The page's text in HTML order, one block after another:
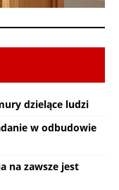
dzielące ludzi
w odbudowie
na zawsze jest